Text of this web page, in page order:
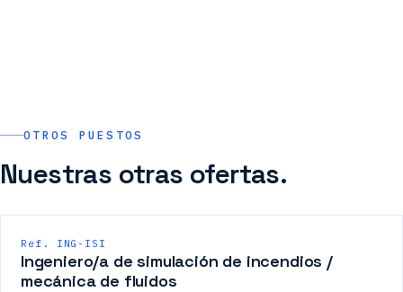
OTROS PUESTOS
Nuestras otras ofertas.
Ref. ING-ISI
Ingeniero/a de simulación de incendios /
mecánica de fluidos